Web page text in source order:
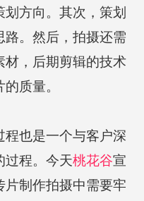
方向。其次，策划
路。然后，拍摄还需
材，后期剪辑的技术
质量。
程也是一个与客户深
过程。今天桃花谷宣
制作拍摄中需要牢